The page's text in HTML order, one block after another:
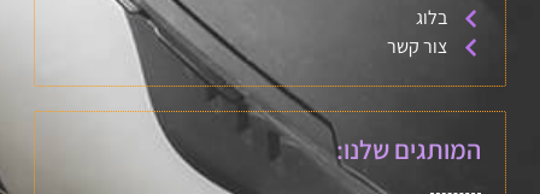
בלוג
צור קשר
המותגים שלנו: